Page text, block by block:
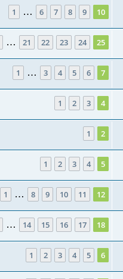
1 … 6 7 8 9 10
… 21 22 23 24 25
1 … 3 4 5 6 7
1 2 3 4
1 2
1 2 3 4 5
1 … 8 9 10 11 12
… 14 15 16 17 18
1 2 3 4 5 6